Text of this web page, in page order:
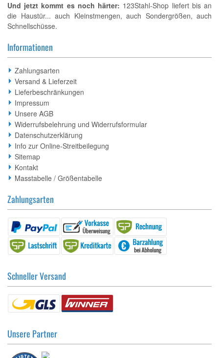
Und jetzt kommt es noch härter: 123Stahl-Shop liefert bis an
die Haustür... auch Kleinstmengen, auch Sondergrößen, auch
Schnellschüsse.
Informationen
Zahlungsarten
Versand & Lieferzeit
Lieferbeschränkungen
Impressum
Unsere AGB
Widerrufsbelehrung und Widerrufsformular
Datenschutzerklärung
Info zur Online-Streitbeilegung
Sitemap
Kontakt
Masstabelle / Größentabelle
Zahlungsarten
Schneller Versand
Unsere Partner